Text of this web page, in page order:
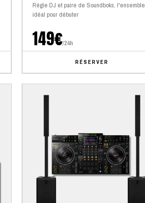
Régie DJ et paire de Soundboks, l'ensemble
idéal pour débuter
149€/24h
RÉSERVER